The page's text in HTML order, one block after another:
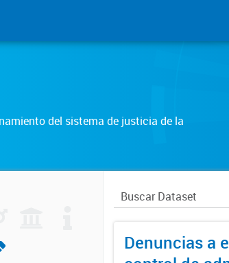
del sistema de justicia de la
Denuncias a